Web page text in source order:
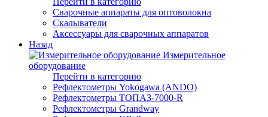
Сварочные аппараты для оптоволокна
Скалыватели
Аксессуары для сварочных аппаратов
Назад
Измерительное
оборудование
Перейти в категорию
Рефлектометры Yokogawa (ANDO)
Рефлектометры ТОПАЗ-7000-R
Рефлектометры Grandway